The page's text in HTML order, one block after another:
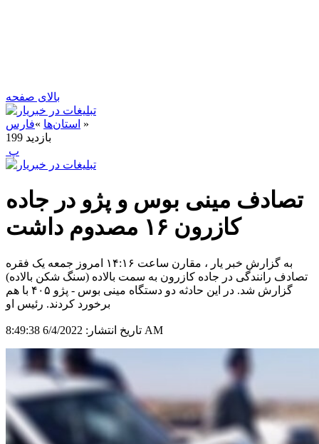
بالای صفحه
استان‌ها »فارس
»
199 بازدید
‍ پ
تصادف مینی بوس و پژو در جاده
کازرون ۱۶ مصدوم داشت
به گزارش خبر یار ، مقارن ساعت ۱۴:۱۶ امروز جمعه یک فقره
تصادف رانندگی در جاده کازرون به سمت بالاده (سنگ شکن بالاده)
گزارش شد. در این حادثه دو دستگاه مینی بوس - پژو ۴۰۵ با هم
برخورد کردند. رئیس او
تاریخ انتشار: 6/4/2022 8:49:38 AM